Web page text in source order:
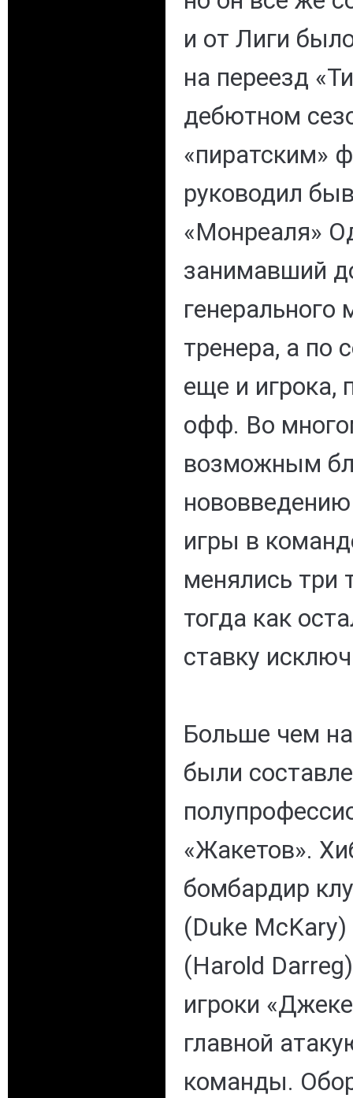
и от Лиги
на переезд
дебютном
«пиратским»
руководил
«Монреаля»
занимавший
генерального
тренера, а по
еще и игрока,
офф. Во
возможным
игры в
менялись три
тогда как
ставку
Больше чем
были
«Жакетов».
бомбардир
(Duke
(Harold
игроки
главной
команды.